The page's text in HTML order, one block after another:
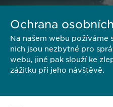
Ochrana
Na našem webu požíváme
nich jsou nezbytné pro
webu, jiné pak slouží ke
zážitku při jeho návštěvě.